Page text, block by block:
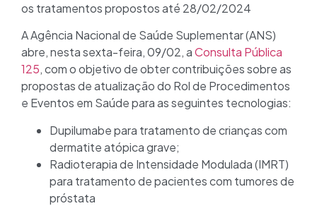
os tratamentos propostos até 28/02/2024
A Agência Nacional de Saúde Suplementar (ANS)
abre, nesta sexta-feira, 09/02, aConsulta Pública
125, com o objetivo de obter contribuições sobre as
propostas de atualização do Rol de Procedimentos
e Eventos em Saúde para as seguintes tecnologias:
Dupilumabe para tratamento de crianças com
dermatite atópica grave;
Radioterapia de Intensidade Modulada (IMRT)
para tratamento de pacientes com tumores de
próstata